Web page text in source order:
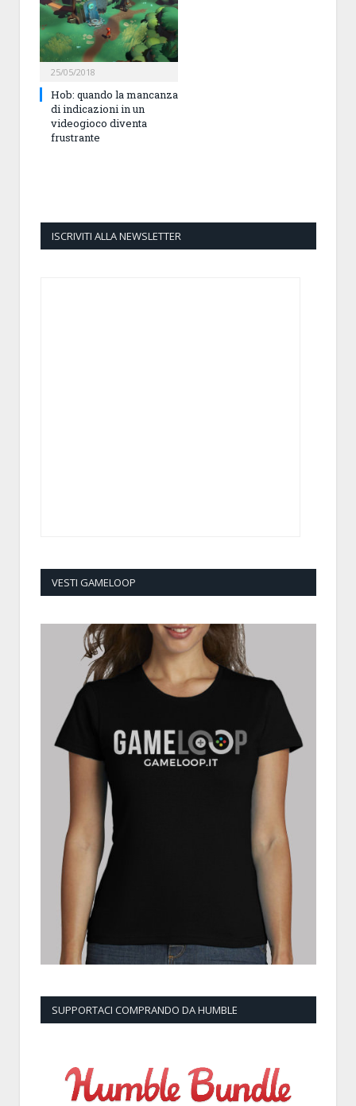
25/05/2018
Hob: quando la mancanza
di indicazioni in un
videogioco diventa
frustrante
ISCRIVITI ALLA NEWSLETTER
VESTI GAMELOOP
SUPPORTACI COMPRANDO DA HUMBLE